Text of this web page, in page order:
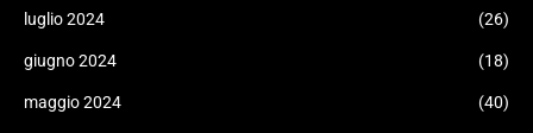
luglio 2024 (26)
giugno 2024 (18)
maggio 2024 (40)